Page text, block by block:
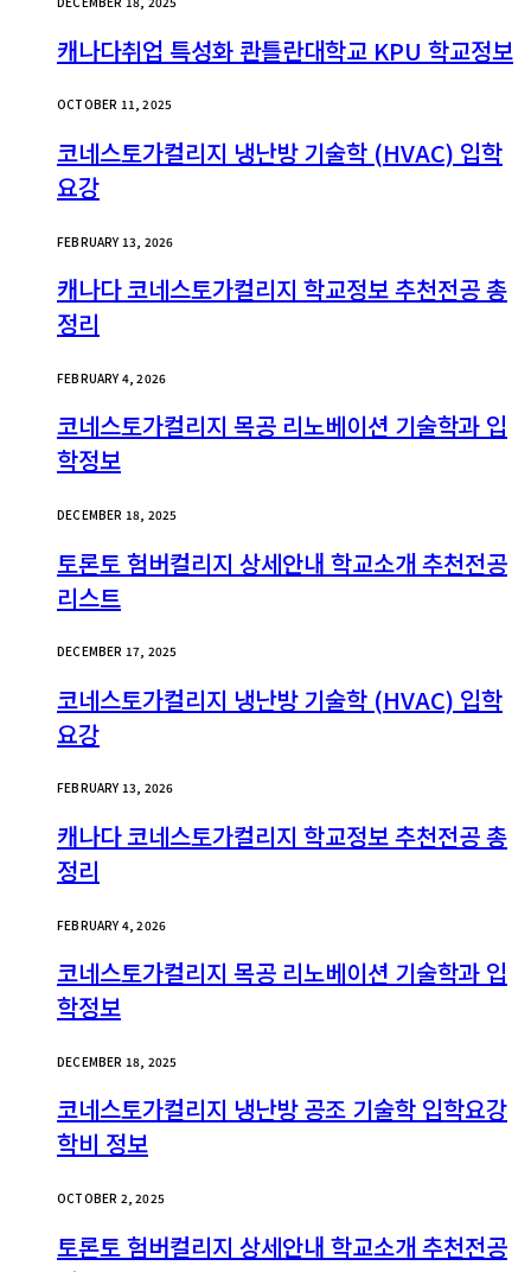
캐나다취업 특성화 콴틀란대학교 KPU 학교정보
OCTOBER 11, 2025
코네스토가컬리지 냉난방 기술학 (HVAC) 입학
요강
FEBRUARY 13, 2026
캐나다 코네스토가컬리지 학교정보 추천전공 총
정리
FEBRUARY 4, 2026
코네스토가컬리지 목공 리노베이션 기술학과 입
학정보
DECEMBER 18, 2025
토론토 험버컬리지 상세안내 학교소개 추천전공
리스트
DECEMBER 17, 2025
코네스토가컬리지 냉난방 기술학 (HVAC) 입학
요강
FEBRUARY 13, 2026
캐나다 코네스토가컬리지 학교정보 추천전공 총
정리
FEBRUARY 4, 2026
코네스토가컬리지 목공 리노베이션 기술학과 입
학정보
DECEMBER 18, 2025
코네스토가컬리지 냉난방 공조 기술학 입학요강
학비 정보
OCTOBER 2, 2025
토론토 험버컬리지 상세안내 학교소개 추천전공